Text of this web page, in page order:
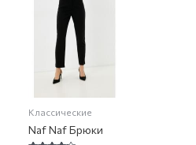
Классические
Naf Naf Брюки